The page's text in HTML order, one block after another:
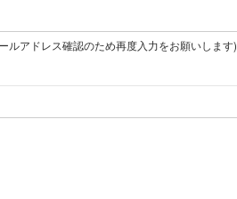
ールアドレス確認のため再度入力をお願いします)